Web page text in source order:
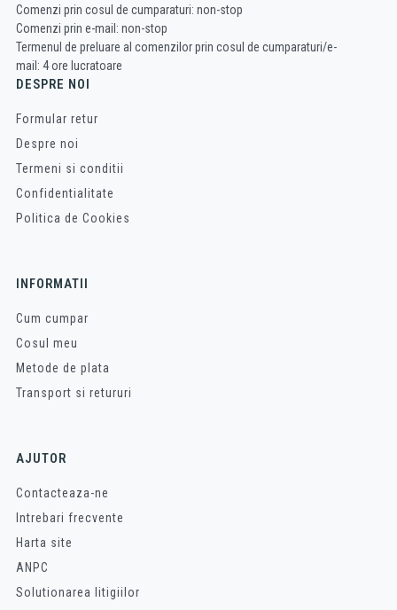
Comenzi prin cosul de cumparaturi: non-stop
Comenzi prin e-mail: non-stop
Termenul de preluare al comenzilor prin cosul de cumparaturi/e-
mail: 4 ore lucratoare
DESPRE NOI
Formular retur
Despre noi
Termeni si conditii
Confidentialitate
Politica de Cookies
INFORMATII
Cum cumpar
Cosul meu
Metode de plata
Transport si retururi
AJUTOR
Contacteaza-ne
Intrebari frecvente
Harta site
ANPC
Solutionarea litigiilor